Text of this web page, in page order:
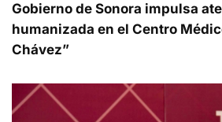
Gobierno de Sonora impulsa
humanizada en el Centro
Chávez”